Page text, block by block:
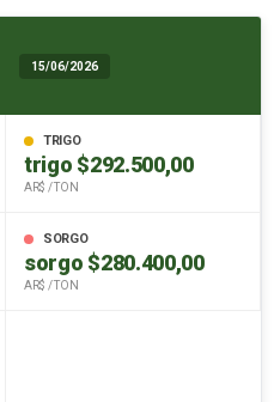
15/06/2026
TRIGO
trigo $292.500,00
AR$ / TON
SORGO
sorgo $280.400,00
AR$ / TON